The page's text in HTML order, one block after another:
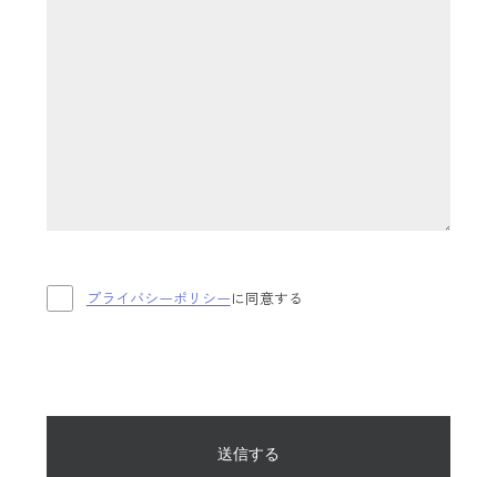
プライバシーポリシーに同意する
送信する